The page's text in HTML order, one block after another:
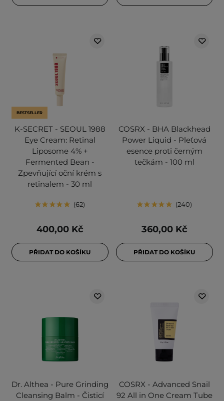
BESTSELLER
K-SECRET - SEOUL 1988
Eye Cream: Retinal
Liposome 4% +
Fermented Bean -
Zpevňující oční krém s
retinalem - 30 ml
62
400,00 Kč
PŘIDAT DO KOŠÍKU
COSRX - BHA Blackhead
Power Liquid - Pleťová
esence proti černým
tečkám - 100 ml
240
360,00 Kč
PŘIDAT DO KOŠÍKU
Dr. Althea - Pure Grinding
Cleansing Balm - Čisticí
COSRX - Advanced Snail
92 All in One Cream Tube